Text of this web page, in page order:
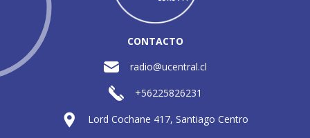
CONTACTO
radio@ucentral.cl
+56225826231
Lord Cochane 417, Santiago Centro